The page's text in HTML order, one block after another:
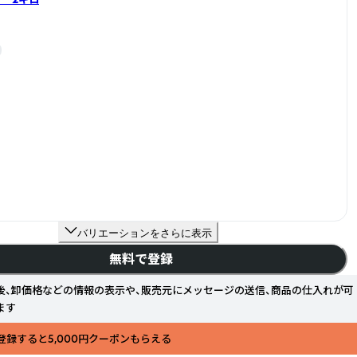
バリエーションをさらに表示
無料で登録
、卸価格などの情報の表示や、販売元にメッセージの送信、商品の仕入れが可
す
登録すると5,000円クーポンもらえる